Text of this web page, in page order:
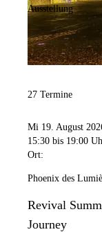
Ausstellung
27 Termine
Mi 19. August
15:30 bis 19:00
Ort:
Phoenix des
Revival
Journey